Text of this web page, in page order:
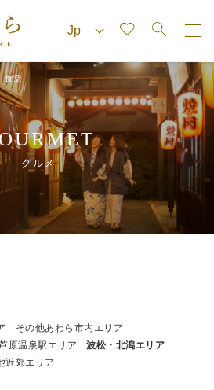
食堂
グルメ
その他あわら市内エリア
原温泉駅エリア
波松・北潟エリア
近郊エリア